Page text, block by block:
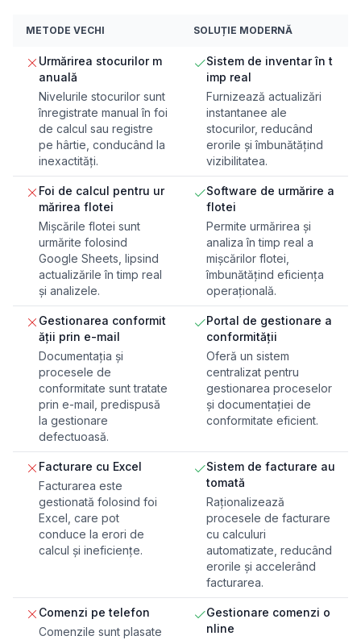
METODE VECHI SOLUȚIE MODERNĂ
Urmărirea stocurilor m
anuală
Nivelurile stocurilor sunt
înregistrate manual în foi
de calcul sau registre
pe hârtie, conducând la
inexactități.
Sistem de inventar în t
imp real
Furnizează actualizări
instantanee ale
stocurilor, reducând
erorile și îmbunătățind
vizibilitatea.
Foi de calcul pentru ur
mărirea flotei
Mișcările flotei sunt
urmărite folosind
Google Sheets, lipsind
actualizările în timp real
și analizele.
Software de urmărire a
flotei
Permite urmărirea și
analiza în timp real a
mișcărilor flotei,
îmbunătățind eficiența
operațională.
Gestionarea conformit
ății prin e-mail
Documentația și
procesele de
conformitate sunt tratate
prin e-mail, predispusă
la gestionare
defectuoasă.
Portal de gestionare a
conformității
Oferă un sistem
centralizat pentru
gestionarea proceselor
și documentației de
conformitate eficient.
Facturare cu Excel
Facturarea este
gestionată folosind foi
Excel, care pot
conduce la erori de
calcul și ineficiențe.
Sistem de facturare au
tomată
Raționalizează
procesele de facturare
cu calculuri
automatizate, reducând
erorile și accelerând
facturarea.
Comenzi pe telefon
Comenzile sunt plasate
Gestionare comenzi o
nline